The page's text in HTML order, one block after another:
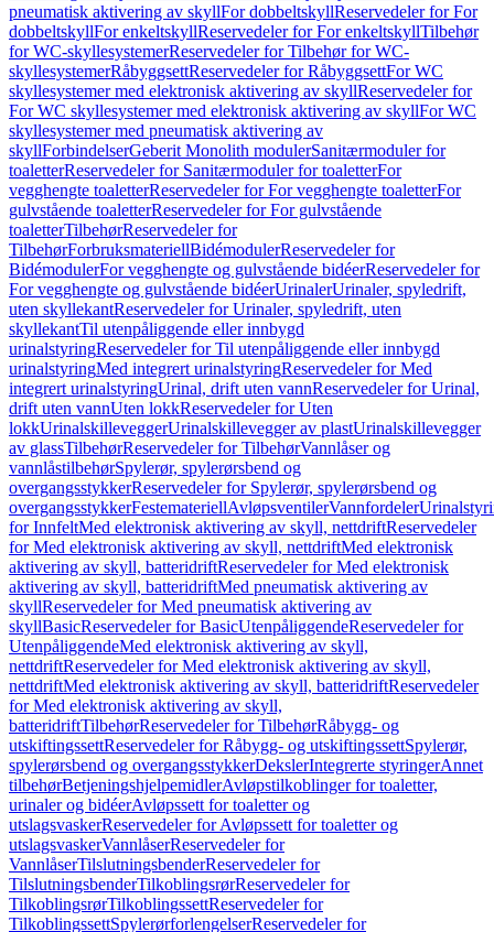
pneumatisk aktivering av skyllFor dobbeltskyllReservedeler for For
dobbeltskyllFor enkeltskyllReservedeler for For enkeltskyllTilbehør
for WC-skyllesystemerReservedeler for Tilbehør for WC-
skyllesystemerRåbyggsettReservedeler for RåbyggsettFor WC
skyllesystemer med elektronisk aktivering av skyllReservedeler for
For WC skyllesystemer med elektronisk aktivering av skyllFor WC
skyllesystemer med pneumatisk aktivering av
skyllForbindelserGeberit Monolith modulerSanitærmoduler for
toaletterReservedeler for Sanitærmoduler for toaletterFor
vegghengte toaletterReservedeler for For vegghengte toaletterFor
gulvstående toaletterReservedeler for For gulvstående
toaletterTilbehørReservedeler for
TilbehørForbruksmateriellBidémodulerReservedeler for
BidémodulerFor vegghengte og gulvstående bidéerReservedeler for
For vegghengte og gulvstående bidéerUrinalerUrinaler, spyledrift,
uten skyllekantReservedeler for Urinaler, spyledrift, uten
skyllekantTil utenpåliggende eller innbygd
urinalstyringReservedeler for Til utenpåliggende eller innbygd
urinalstyringMed integrert urinalstyringReservedeler for Med
integrert urinalstyringUrinal, drift uten vannReservedeler for Urinal,
drift uten vannUten lokkReservedeler for Uten
lokkUrinalskilleveggerUrinalskillevegger av plastUrinalskillevegger
av glassTilbehørReservedeler for TilbehørVannlåser og
vannlåstilbehørSpylerør, spylerørsbend og
overgangsstykkerReservedeler for Spylerør, spylerørsbend og
overgangsstykkerFestemateriellAvløpsventilerVannfordeler
for InnfeltMed elektronisk aktivering av skyll, nettdriftReservedeler
for Med elektronisk aktivering av skyll, nettdriftMed elektronisk
aktivering av skyll, batteridriftReservedeler for Med elektronisk
aktivering av skyll, batteridriftMed pneumatisk aktivering av
skyllReservedeler for Med pneumatisk aktivering av
skyllBasicReservedeler for BasicUtenpåliggendeReservedeler for
UtenpåliggendeMed elektronisk aktivering av skyll,
nettdriftReservedeler for Med elektronisk aktivering av skyll,
nettdriftMed elektronisk aktivering av skyll, batteridriftReservedeler
for Med elektronisk aktivering av skyll,
batteridriftTilbehørReservedeler for TilbehørRåbygg- og
utskiftingssettReservedeler for Råbygg- og utskiftingssettSpylerør,
spylerørsbend og overgangsstykkerDekslerIntegrerte styringerAnnet
tilbehørBetjeningshjelpemidlerAvløpstilkoblinger for toaletter,
urinaler og bidéerAvløpssett for toaletter og
utslagsvaskerReservedeler for Avløpssett for toaletter og
utslagsvaskerVannlåserReservedeler for
VannlåserTilslutningsbenderReservedeler for
TilslutningsbenderTilkoblingsrørReservedeler for
TilkoblingsrørTilkoblingssettReservedeler for
TilkoblingssettSpylerørforlengelserReservedeler for